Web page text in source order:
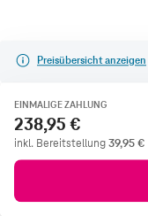
Preisübersicht anzeigen
EINMALIGE ZAHLUNG
238,95 €
inkl. Bereitstellung39,95€